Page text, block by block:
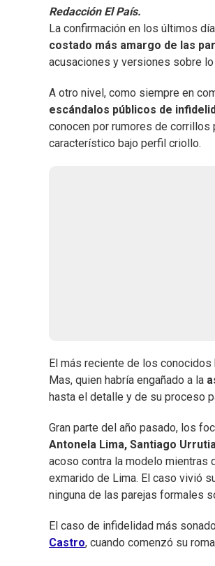
Redacción El País.
La confirmación en los últimos
costado más amargo de las
acusaciones y versiones sobre
A otro nivel, como siempre en
escándalos públicos de
conocen por rumores de corrillos
característico bajo perfil criollo.
El más reciente de los
Mas, quien habría engañado a la
hasta el detalle y de su proceso
Gran parte del año pasado, los
Antonela Lima, Santiago
acoso contra la modelo mientras
exmarido de Lima. El caso vivió
ninguna de las parejas formales
El caso de infidelidad más
Castro, cuando comenzó su